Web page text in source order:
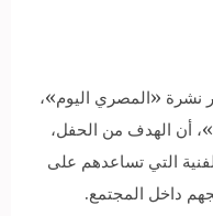
نشرة «المصري اليوم»،
أن الهدف من الحفل،
التي تساعدهم على
داخل المجتمع.